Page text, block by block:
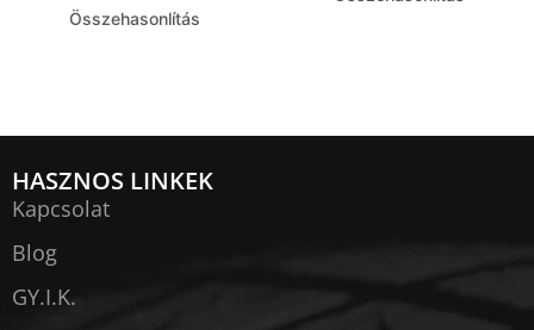
Összehasonlítás
HASZNOS LINKEK
Kapcsolat
Blog
GY.I.K.